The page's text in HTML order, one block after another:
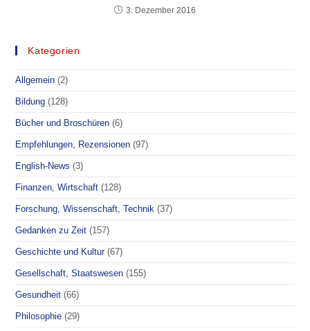
3. Dezember 2016
Kategorien
Allgemein (2)
Bildung (128)
Bücher und Broschüren (6)
Empfehlungen, Rezensionen (97)
English-News (3)
Finanzen, Wirtschaft (128)
Forschung, Wissenschaft, Technik (37)
Gedanken zu Zeit (157)
Geschichte und Kultur (67)
Gesellschaft, Staatswesen (155)
Gesundheit (66)
Philosophie (29)